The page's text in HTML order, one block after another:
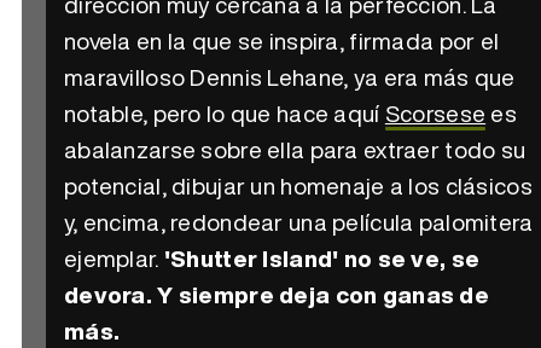
novela en la que se inspira, firmada por el
maravilloso Dennis Lehane, ya era más que
notable, pero lo que hace aquí Scorsese es
abalanzarse sobre ella para extraer todo su
potencial, dibujar un homenaje a los clásicos
y, encima, redondear una película palomitera
ejemplar. 'Shutter Island' no se ve, se
devora. Y siempre deja con ganas de
más.